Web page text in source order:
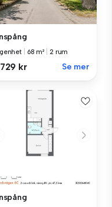
68 m² 2 rum
kr Se mer